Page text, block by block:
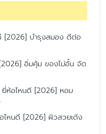
[2026] บำรุงสมอง ดีต่อ
อิ่มคุ้ม ของไม่อั้น จัด
ยี่ห้อไหนดี [2026] หอม
ไหนดี [2026] ผิวสวยเด้ง